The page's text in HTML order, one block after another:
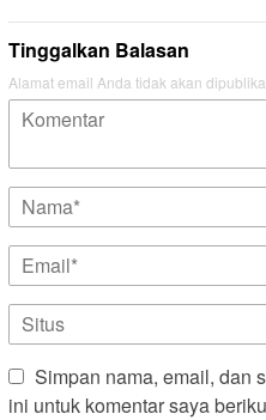
Tinggalkan Balasan
Alamat email Anda tidak akan
Simpan nama, email, dan
ini untuk komentar saya